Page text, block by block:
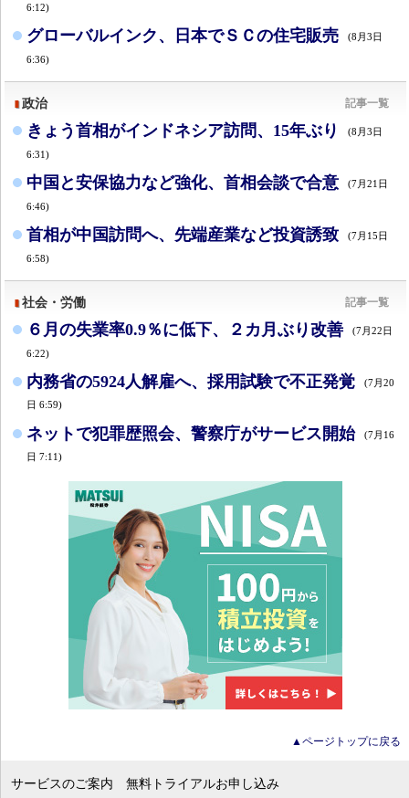
6:12)
グローバルインク、日本でＳＣの住宅販売 (8月3日
6:36)
政治 記事一覧
きょう首相がインドネシア訪問、15年ぶり (8月3日
6:31)
中国と安保協力など強化、首相会談で合意 (7月21日
6:46)
首相が中国訪問へ、先端産業など投資誘致 (7月15日
6:58)
社会・労働 記事一覧
６月の失業率0.9％に低下、２カ月ぶり改善 (7月22日
6:22)
内務省の5924人解雇へ、採用試験で不正発覚
(7月20
日 6:59)
ネットで犯罪歴照会、警察庁がサービス開始
(7月16
日 7:11)
▲ページトップに戻る
サービスのご案内 無料トライアルお申し込み